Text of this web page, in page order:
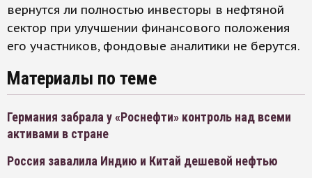
вернутся ли полностью инвесторы в нефтяной
сектор при улучшении финансового положения
его участников, фондовые аналитики не берутся.
Материалы по теме
Германия забрала у «Роснефти» контроль над всеми
активами в стране
Россия завалила Индию и Китай дешевой нефтью